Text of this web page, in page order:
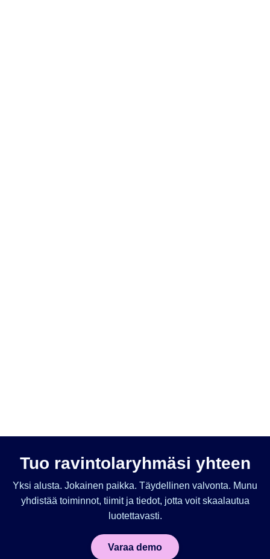
Tuo ravintolaryhmäsi yhteen
Yksi alusta. Jokainen paikka. Täydellinen valvonta. Munu
yhdistää toiminnot, tiimit ja tiedot, jotta voit skaalautua
luotettavasti.
Varaa demo